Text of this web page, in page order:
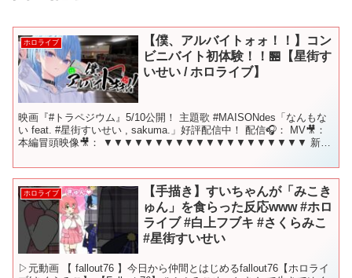
ホロライブ
【僕、アルバイトォォ！！】コン
ビニバイト初体験！！🏪【星街す
いせい / ホロライブ】
映画『#トラペジウム』5/10公開！ 主題歌 #MAISONdes「なんもな
い feat. #星街すいせい , sakuma.」好評配信中！ 配信🎧： MV🎥：
本編冒頭映像🎥： ▼▼▼▼▼▼▼▼▼▼▼▼▼▼▼▼▼▼▼▼ 新曲
ホロライブ
【手描き】すいちゃんが「みこき
ゅん」を食らった反応www #ホロ
ライブ #白上フブキ #さくらみこ
#星街すいせい
▷元動画 【 fallout76 】今日から仲間とはじめるfallout76【ホロライ